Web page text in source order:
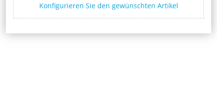
Konfigurieren Sie den gewünschten Artikel